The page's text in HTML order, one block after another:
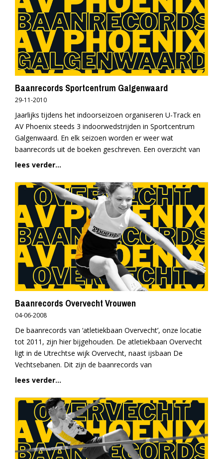
Baanrecords Sportcentrum Galgenwaard
29-11-2010
Jaarlijks tijdens het indoorseizoen organiseren U-Track en
AV Phoenix steeds 3 indoorwedstrijden in Sportcentrum
Galgenwaard. En elk seizoen worden er weer wat
baanrecords uit de boeken geschreven. Een overzicht van
lees verder...
Baanrecords Overvecht Vrouwen
04-06-2008
De baanrecords van ‘atletiekbaan Overvecht’, onze locatie
tot 2011, zijn hier bijgehouden. De atletiekbaan Overvecht
ligt in de Utrechtse wijk Overvecht, naast ijsbaan De
Vechtsebanen. Dit zijn de baanrecords van
lees verder...